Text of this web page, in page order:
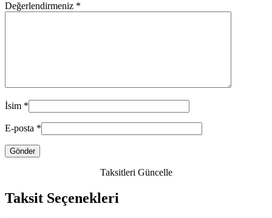
Değerlendirmeniz *
İsim *
E-posta *
Taksitleri Güncelle
Taksit Seçenekleri